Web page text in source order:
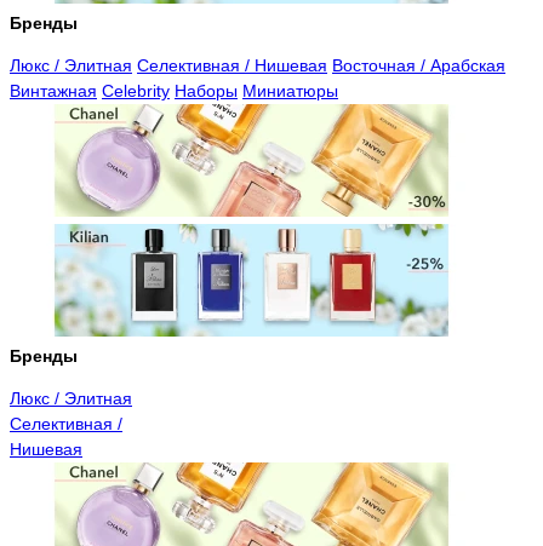
Бренды
Люкс / Элитная Селективная / Нишевая Восточная / Арабская
Винтажная Celebrity Наборы Миниатюры
Бренды
Люкс / Элитная
Селективная /
Нишевая